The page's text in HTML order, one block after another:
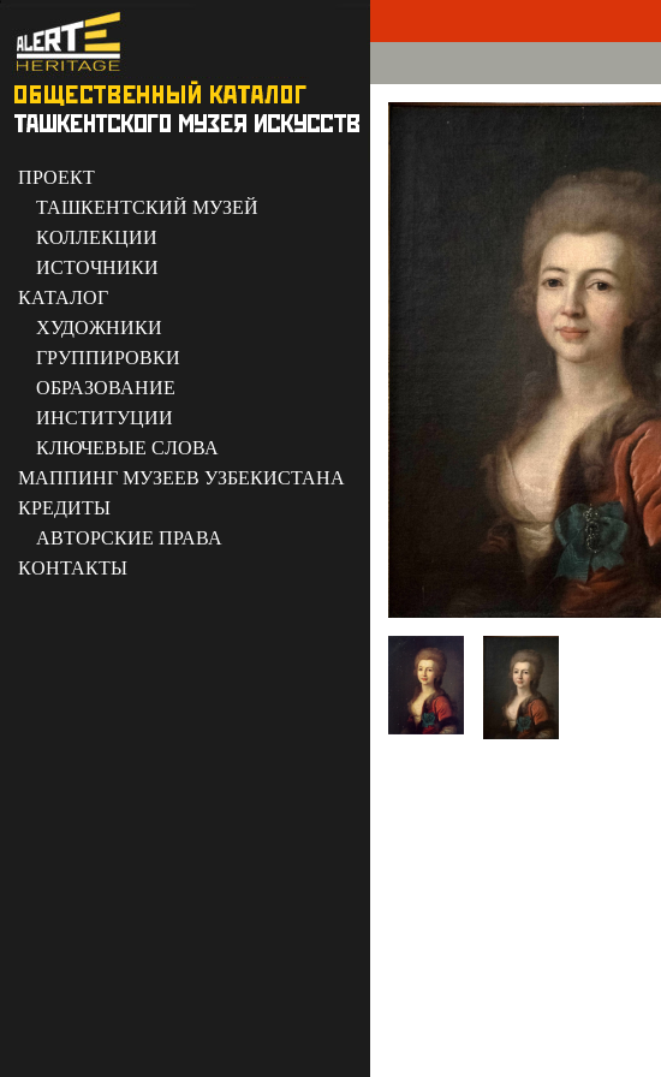
ПРОЕКТ
ТАШКЕНТСКИЙ МУЗЕЙ
КОЛЛЕКЦИИ
ИСТОЧНИКИ
КАТАЛОГ
ХУДОЖНИКИ
ГРУППИРОВКИ
ОБРАЗОВАНИЕ
ИНСТИТУЦИИ
КЛЮЧЕВЫЕ СЛОВА
МАППИНГ МУЗЕЕВ УЗБЕКИСТАНА
КРЕДИТЫ
АВТОРСКИЕ ПРАВА
КОНТАКТЫ